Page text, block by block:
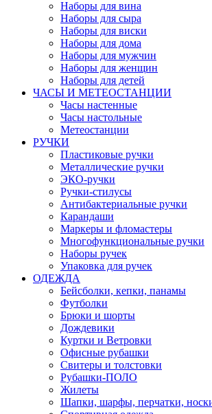
Наборы для вина
Наборы для сыра
Наборы для виски
Наборы для дома
Наборы для мужчин
Наборы для женщин
Наборы для детей
ЧАСЫ И МЕТЕОСТАНЦИИ
Часы настенные
Часы настольные
Метеостанции
РУЧКИ
Пластиковые ручки
Металлические ручки
ЭКО-ручки
Ручки-стилусы
Антибактериальные ручки
Карандаши
Маркеры и фломастеры
Многофункциональные ручки
Наборы ручек
Упаковка для ручек
ОДЕЖДА
Бейсболки, кепки, панамы
Футболки
Брюки и шорты
Дождевики
Куртки и Ветровки
Офисные рубашки
Свитеры и толстовки
Рубашки-ПОЛО
Жилеты
Шапки, шарфы, перчатки,